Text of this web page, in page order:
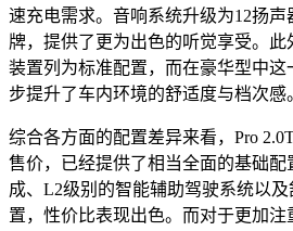
速充电需求。音响系统升级为12扬
牌，提供了更为出色的听觉享受。
装置列为标准配置，而在豪华型中
步提升了车内环境的舒适度与档次感
综合各方面的配置差异来看，Pro
售价，已经提供了相当全面的基础配
成、L2级别的智能辅助驾驶系统以
置，性价比表现出色。而对于更加